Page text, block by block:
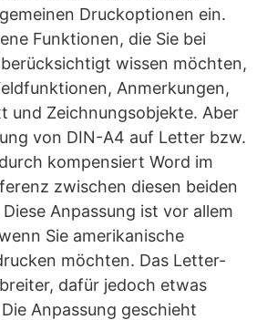
Druckoptionen ein.
Funktionen, die Sie bei
wissen möchten,
Anmerkungen,
und Zeichnungsobjekte. Aber
von DIN-A4 auf Letter bzw.
kompensiert Word im
zwischen diesen beiden
Anpassung ist vor allem
Sie amerikanische
möchten. Das Letter-
dafür jedoch etwas
Anpassung geschieht